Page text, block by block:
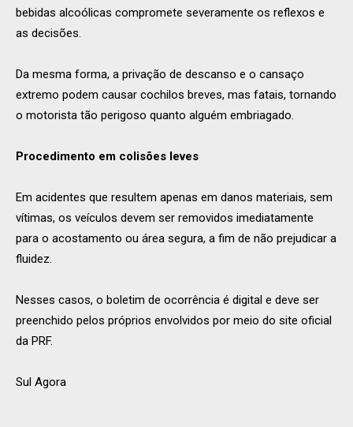
bebidas alcoólicas compromete severamente os reflexos e
as decisões.
Da mesma forma, a privação de descanso e o cansaço
extremo podem causar cochilos breves, mas fatais, tornando
o motorista tão perigoso quanto alguém embriagado.
Procedimento em colisões leves
Em acidentes que resultem apenas em danos materiais, sem
vítimas, os veículos devem ser removidos imediatamente
para o acostamento ou área segura, a fim de não prejudicar a
fluidez.
Nesses casos, o boletim de ocorrência é digital e deve ser
preenchido pelos próprios envolvidos por meio do site oficial
da PRF.
Sul Agora